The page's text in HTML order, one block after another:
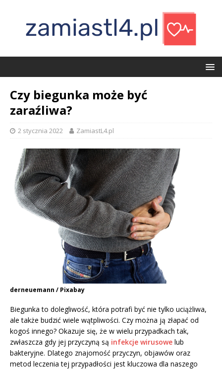
Czy biegunka może być
zaraźliwa?
2 stycznia 2022 ZamiastL4.pl
derneuemann / Pixabay
Biegunka to dolegliwość, która potrafi być nie tylko uciążliwa,
ale także budzić wiele wątpliwości. Czy można ją złapać od
kogoś innego? Okazuje się, że w wielu przypadkach tak,
zwłaszcza gdy jej przyczyną są infekcje wirusowe lub
bakteryjne. Dlatego znajomość przyczyn, objawów oraz
metod leczenia tej przypadłości jest kluczowa dla naszego